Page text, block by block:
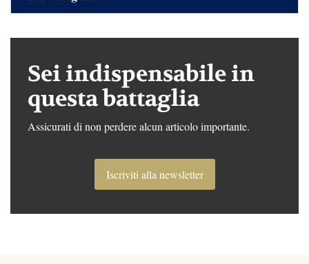
Sei indispensabile in
questa battaglia
Assicurati di non perdere alcun articolo importante.
Iscriviti alla newsletter